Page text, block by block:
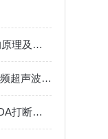
谈谈超声波DNA打断仪的原理及特点
别让小故障拖慢效率！多频超声波清洗机常见问题，这样解决才靠谱
从核心到辅助：超声波NDA打断仪的完整组成清单，你了解多少？